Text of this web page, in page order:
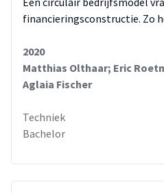
primaire materialen, 62% CO2-
32 experts en deze hebben het
een 8,1/10 aan de hand van de
en economisch perspectief.
Met de opgedane kennis uit dit
stappenplan gemaakt,
stappenplan is een oneindig
kennis wordt opgedaan voor
financieringsconstructie. Zo
2020
Matthias Olthaar; Eric
Aglaia Fischer
Techniek
Bachelor